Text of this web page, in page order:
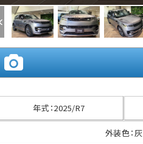
年式 ：2025/R7
外装色：灰